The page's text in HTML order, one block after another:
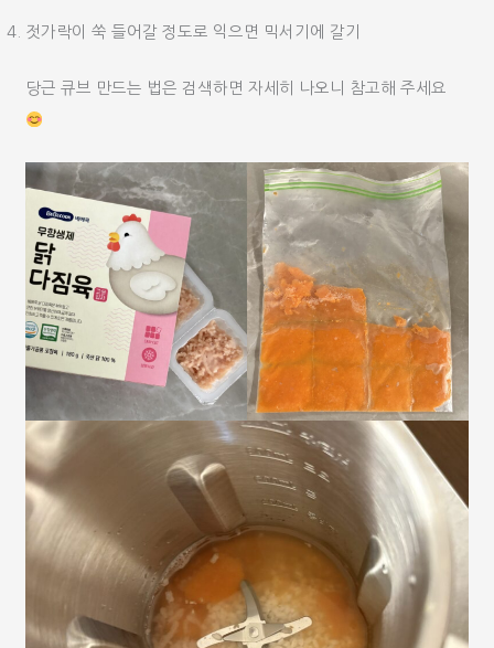
젓가락이 쑥 들어갈 정도로 익으면 믹서기에 갈기
당근 큐브 만드는 법은 검색하면 자세히 나오니 참고해 주세요